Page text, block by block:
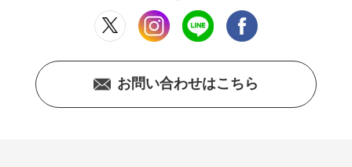
お問い合わせはこちら